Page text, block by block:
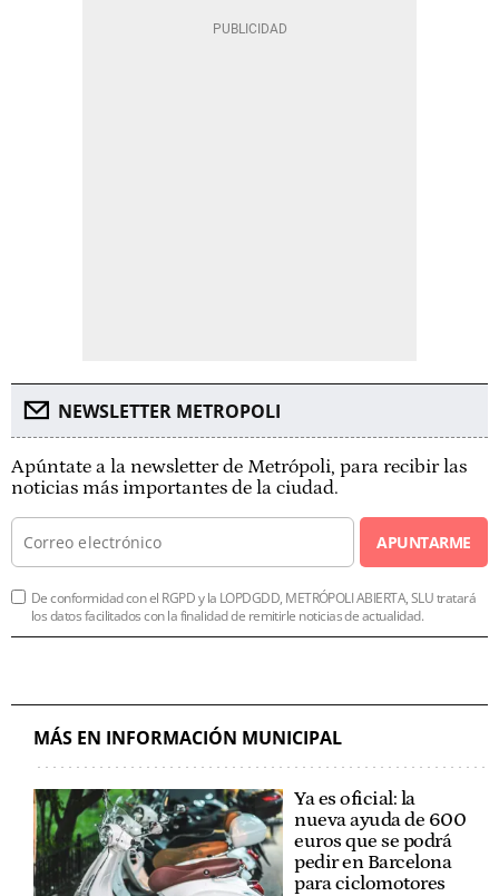
NEWSLETTER METROPOLI
Apúntate a la newsletter de Metrópoli, para recibir las
noticias más importantes de la ciudad.
APUNTARME
De conformidad con el RGPD y la LOPDGDD, METRÓPOLI ABIERTA, SLU tratará
los datos facilitados con la finalidad de remitirle noticias de actualidad.
MÁS EN INFORMACIÓN MUNICIPAL
Ya es oficial: la
nueva ayuda de 600
euros que se podrá
pedir en Barcelona
para ciclomotores